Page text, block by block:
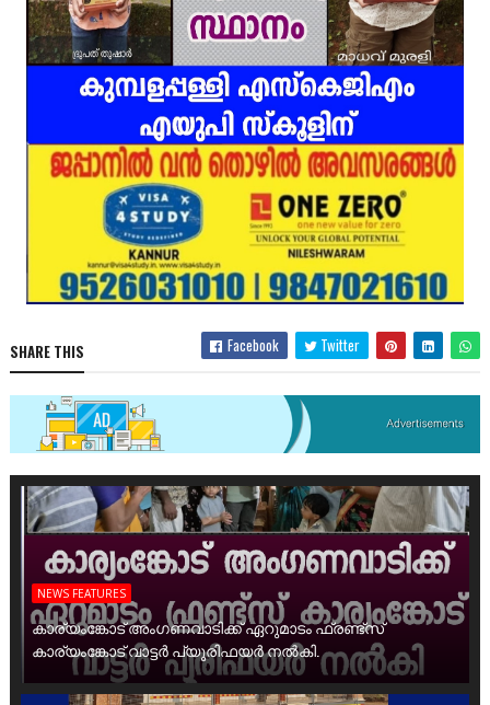
SHARE THIS Facebook Twitter
NEWS FEATURES
കാര്യംങ്കോട് അംഗണവാടിക്ക് ഏറുമാടം ഫ്രണ്ട്സ്
കാര്യംങ്കോട് വാട്ടർ പ്യൂരിഫയർ നൽകി.